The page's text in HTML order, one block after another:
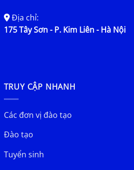
Địa chỉ:
175 Tây Sơn - P. Kim Liên - Hà Nội
TRUY CẬP NHANH
Các đơn vị đào tạo
Đào tạo
Tuyển sinh